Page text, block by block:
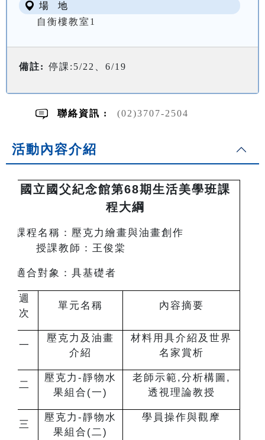
場 地
自衡樓教室1
備註: 停課:5/22、6/19
聯絡資訊 : (02)3707-2504
活動內容介紹
國立國父紀念館第68期生活美學班課
程大綱
課程名稱：壓克力繪畫與油畫創作
授課教師：王俊棠
適合對象：具基礎者
週
次
單元名稱 內容摘要
一
壓克力及油畫
介紹
材料用具介紹及世界
名家賞析
二
壓克力-靜物水
果組合(一)
老師示範,分析構圖,
透視理論教授
三
壓克力-靜物水
果組合(二)
學員操作與觀摩